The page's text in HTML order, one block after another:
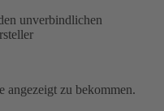
unverbindlichen
angezeigt zu bekommen.